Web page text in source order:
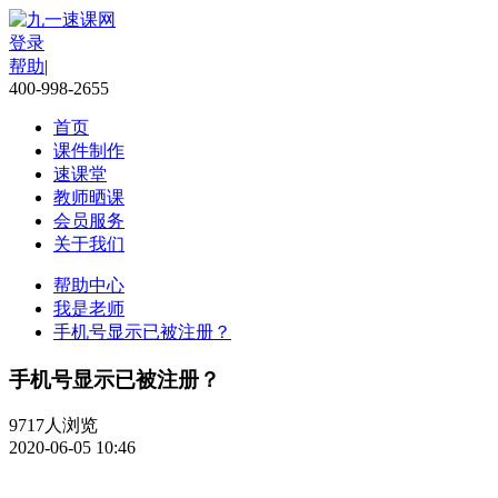
登录
帮助|
400-998-2655
首页
课件制作
速课堂
教师晒课
会员服务
关于我们
帮助中心
我是老师
手机号显示已被注册？
手机号显示已被注册？
9717人浏览
2020-06-05 10:46